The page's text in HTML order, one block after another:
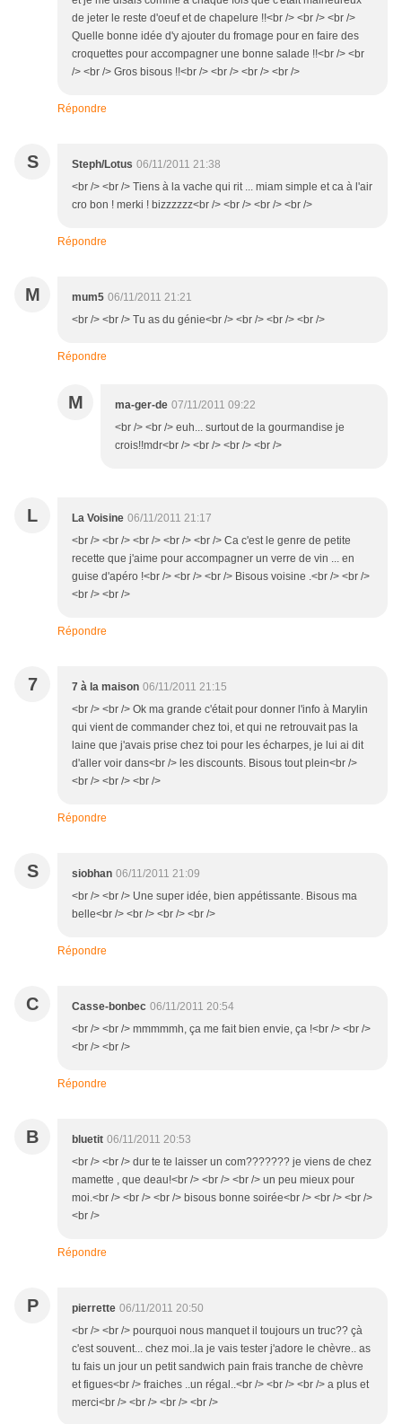
de jeter le reste d'oeuf et de chapelure !!<br /> <br /> <br />
Quelle bonne idée d'y ajouter du fromage pour en faire des
croquettes pour accompagner une bonne salade !!<br /> <br
/> <br /> Gros bisous !!<br /> <br /> <br /> <br />
Répondre
S Steph/Lotus 06/11/2011 21:38
<br /> <br /> Tiens à la vache qui rit ... miam simple et ca à l'air
cro bon ! merki ! bizzzzzz<br /> <br /> <br /> <br />
Répondre
M mum5 06/11/2011 21:21
<br /> <br /> Tu as du génie<br /> <br /> <br /> <br />
Répondre
M ma-ger-de 07/11/2011 09:22
<br /> <br /> euh... surtout de la gourmandise je
crois!!mdr<br /> <br /> <br /> <br />
L La Voisine 06/11/2011 21:17
<br /> <br /> <br /> <br /> <br /> Ca c'est le genre de petite
recette que j'aime pour accompagner un verre de vin ... en
guise d'apéro !<br /> <br /> <br /> Bisous voisine .<br /> <br />
<br /> <br />
Répondre
7 7 à la maison 06/11/2011 21:15
<br /> <br /> Ok ma grande c'était pour donner l'info à Marylin
qui vient de commander chez toi, et qui ne retrouvait pas la
laine que j'avais prise chez toi pour les écharpes, je lui ai dit
d'aller voir dans<br /> les discounts. Bisous tout plein<br />
<br /> <br /> <br />
Répondre
S siobhan 06/11/2011 21:09
<br /> <br /> Une super idée, bien appétissante. Bisous ma
belle<br /> <br /> <br /> <br />
Répondre
C Casse-bonbec 06/11/2011 20:54
<br /> <br /> mmmmmh, ça me fait bien envie, ça !<br /> <br />
<br /> <br />
Répondre
B bluetit 06/11/2011 20:53
<br /> <br /> dur te te laisser un com??????? je viens de chez
mamette , que deau!<br /> <br /> <br /> un peu mieux pour
moi.<br /> <br /> <br /> bisous bonne soirée<br /> <br /> <br />
<br />
Répondre
P pierrette 06/11/2011 20:50
<br /> <br /> pourquoi nous manquet il toujours un truc?? çà
c'est souvent... chez moi..la je vais tester j'adore le chèvre.. as
tu fais un jour un petit sandwich pain frais tranche de chèvre
et figues<br /> fraiches ..un régal..<br /> <br /> <br /> a plus et
merci<br /> <br /> <br /> <br />